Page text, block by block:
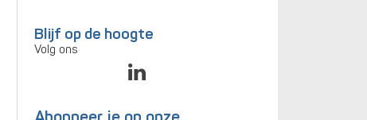
Blijf op de hoogte
Volg ons